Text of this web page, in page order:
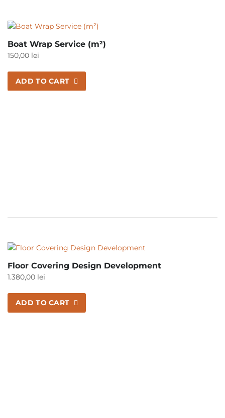
Boat Wrap Service (m²)
150,00 lei
ADD TO CART
Floor Covering Design Development
1.380,00 lei
ADD TO CART